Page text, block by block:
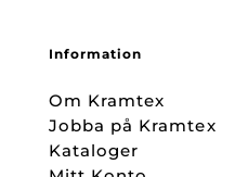
Information
Om Kramtex
Jobba på Kramtex
Kataloger